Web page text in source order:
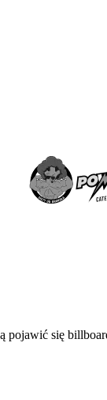
pojawić się